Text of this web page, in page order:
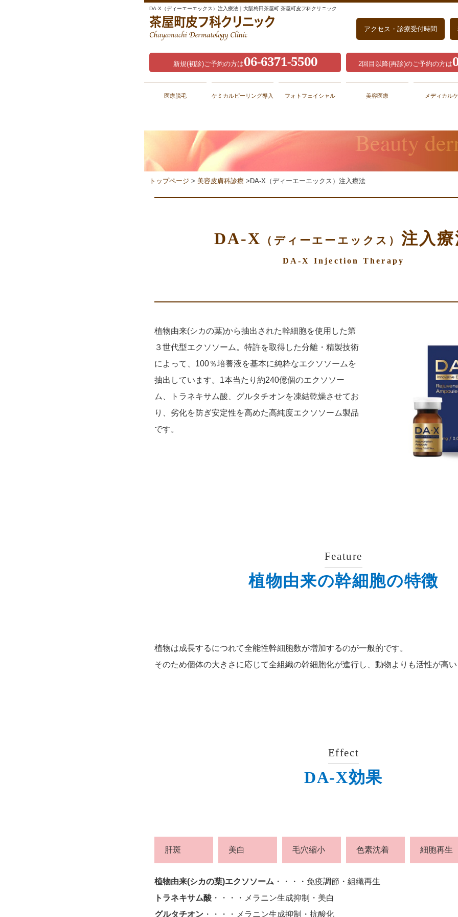
DA-X（ディーエーエックス）注入療法｜大阪梅田茶屋町 茶屋町皮フ科クリニック
アクセス・診療受付時間
新規(初診)ご予約の方は06-6371-5500 2回目以降(再診)のご予約の方は
医療脱毛 ケミカルピーリング導入 フォトフェイシャル 美容医療 メディカル
トップページ > 美容皮膚科診療 >DA-X（ディーエーエックス）注入療法
DA-X （ディーエーエックス） 注入
DA-X Injection Therapy
植物由来(シカの葉)から抽出された幹細胞を使用した第
３世代型エクソソーム。特許を取得した分離・精製技術
によって、100％培養液を基本に純粋なエクソソームを
抽出しています。1本当たり約240億個のエクソソー
ム、トラネキサム酸、グルタチオンを凍結乾燥させてお
り、劣化を防ぎ安定性を高めた高純度エクソソーム製品
です。
Feature
植物由来の幹細胞の特徴
植物は成長するにつれて全能性幹細胞数が増加するのが一般的です。
そのため個体の大きさに応じて全組織の幹細胞化が進行し、動物よりも活性が高
Effect
DA-X効果
肝斑 美白 毛穴縮小 色素沈着 細胞再生
植物由来(シカの葉)エクソソーム ・・・・免疫調節・組織再生
トラネキサム酸 ・・・・メラニン生成抑制・美白
グルタチオン ・・・・メラニン生成抑制・抗酸化